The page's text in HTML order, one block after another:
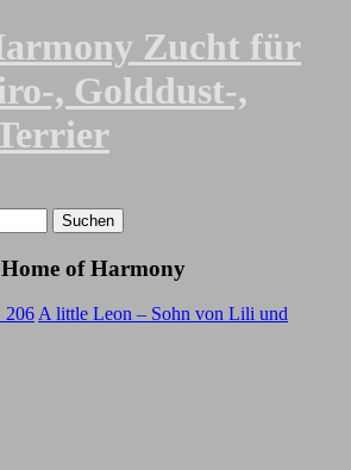
Zucht für
, Golddust-,
of Harmony
206 A little Leon – Sohn von Lili und